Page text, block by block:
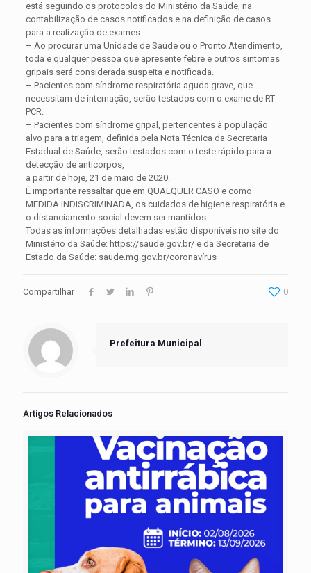
está seguindo os protocolos do Ministério da Saúde, na
contabilização de casos notificados e na definição de casos
para a realização de exames:
– Ao procurar uma Unidade de Saúde ou o Pronto Atendimento,
toda e qualquer pessoa que apresente febre e outros sintomas
gripais será considerada suspeita e notificada.
– Pacientes com síndrome respiratória aguda grave, que
necessitam de internação, serão testados com o exame de RT-
PCR.
– Pacientes com síndrome gripal, pertencentes à população
alvo para a triagem, definida pela Nota Técnica da Secretaria
Estadual de Saúde, serão testados com o teste rápido para a
detecção de anticorpos,
a partir de hoje, 21 de maio de 2020.
É importante ressaltar que em QUALQUER CASO e como
MEDIDA INDISCRIMINADA, os cuidados de higiene respiratória e
o distanciamento social devem ser mantidos.
Todas as informações detalhadas estão disponíveis no site do
Ministério da Saúde: https://saude.gov.br/ e da Secretaria de
Estado da Saúde: saude.mg.gov.br/coronavírus
Compartilhar 0
Prefeitura Municipal
Artigos Relacionados